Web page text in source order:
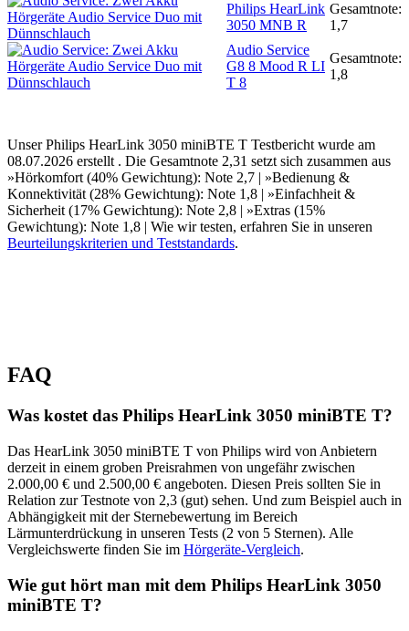
Philips HearLink
3050 MNB R
Gesamtnote:
1,7
Audio Service
G8 8 Mood R LI
T 8
Gesamtnote:
1,8
Unser Philips HearLink 3050 miniBTE T Testbericht wurde am
08.07.2026 erstellt . Die Gesamtnote 2,31 setzt sich zusammen aus
»Hörkomfort (40% Gewichtung): Note 2,7 | »Bedienung &
Konnektivität (28% Gewichtung): Note 1,8 | »Einfachheit &
Sicherheit (17% Gewichtung): Note 2,8 | »Extras (15%
Gewichtung): Note 1,8 | Wie wir testen, erfahren Sie in unseren
Beurteilungskriterien und Teststandards.
FAQ
Was kostet das Philips HearLink 3050 miniBTE T?
Das HearLink 3050 miniBTE T von Philips wird von Anbietern
derzeit in einem groben Preisrahmen von ungefähr zwischen
2.000,00 € und 2.500,00 € angeboten. Diesen Preis sollten Sie in
Relation zur Testnote von 2,3 (gut) sehen. Und zum Beispiel auch in
Abhängigkeit mit der Sternebewertung im Bereich
Lärmunterdrückung in unseren Tests (2 von 5 Sternen). Alle
Vergleichswerte finden Sie im Hörgeräte-Vergleich.
Wie gut hört man mit dem Philips HearLink 3050
miniBTE T?